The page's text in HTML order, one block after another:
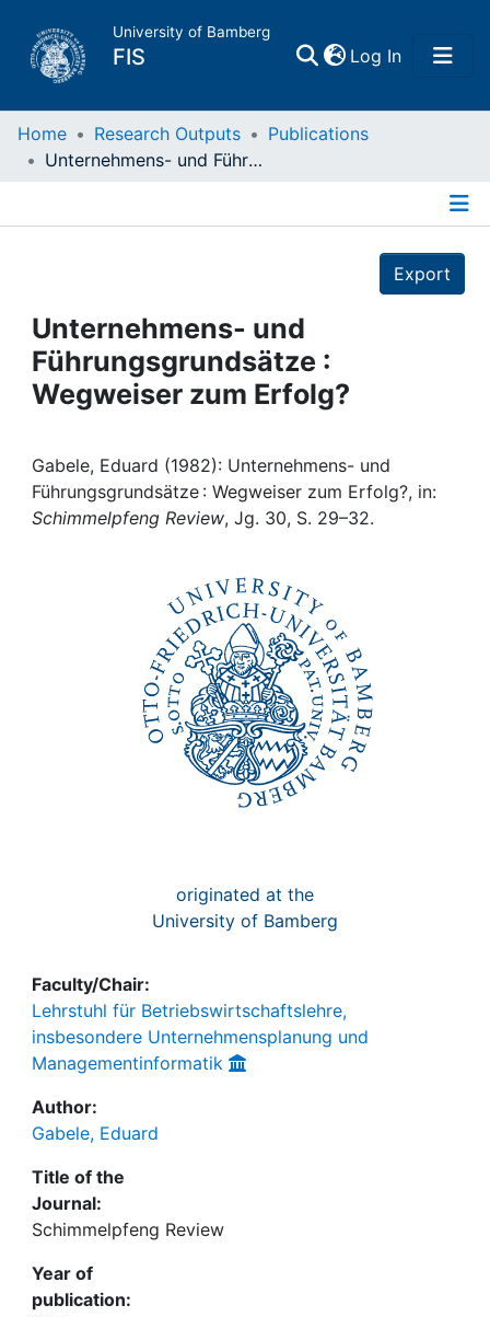
University of Bamberg
FIS Log In(current)
Home
Projects
People
Awards
Home Research Outputs
Publications
Unternehmens- und Führungsgrundsätze : Wegweiser zum Erfolg?
Export
Unternehmens- und
Führungsgrundsätze :
Wegweiser zum Erfolg?
Gabele, Eduard (1982): Unternehmens- und
Führungsgrundsätze : Wegweiser zum Erfolg?, in:
Schimmelpfeng Review, Jg. 30, S. 29–32.
originated at the
University of Bamberg
Faculty/Chair:
Lehrstuhl für Betriebswirtschaftslehre,
insbesondere Unternehmensplanung und
Managementinformatik
Author:
Gabele, Eduard
Title of the
Journal:
Schimmelpfeng Review
Year of
publication: